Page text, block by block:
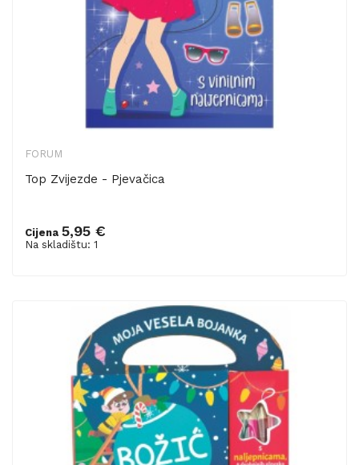
FORUM
Top Zvijezde - Pjevačica
Cijena 5,95 €
Na skladištu: 1
Dodaj u košaricu